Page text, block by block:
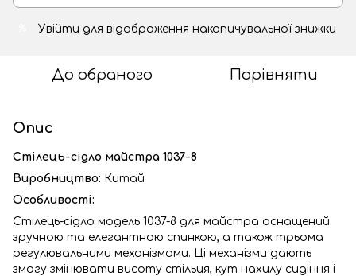
Увійти для відображення накопичувальної знижки
До обраного Порівняти
Опис
Стілець-сідло майстра 1037-8
Виробництво: Китай
Особливості:
Стілець-сідло модель 1037-8 для майстра оснащений
зручною та елегантною спинкою, а також трьома
регулювальними механізмами. Ці механізми дають
змогу змінювати висоту стільця, кут нахилу сидіння і